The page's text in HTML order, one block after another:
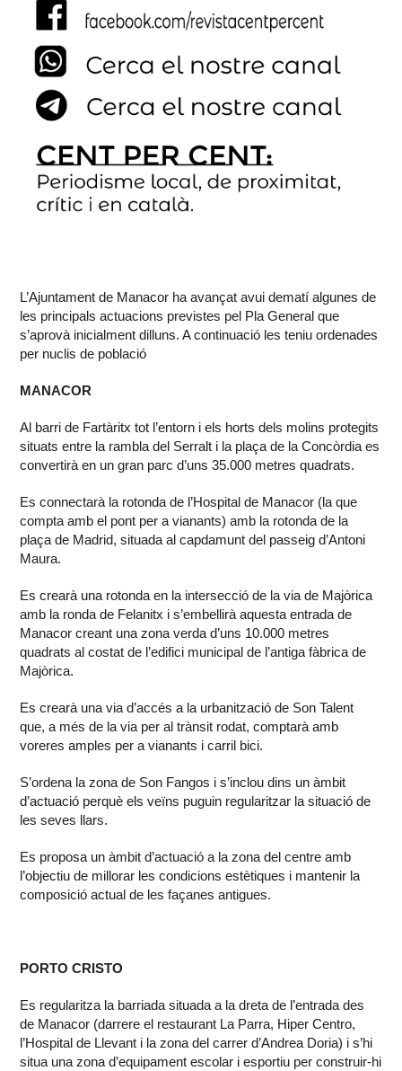
L’Ajuntament de Manacor ha avançat avui dematí algunes de
les principals actuacions previstes pel Pla General que
s’aprovà inicialment dilluns. A continuació les teniu ordenades
per nuclis de població
MANACOR
Al barri de Fartàritx tot l’entorn i els horts dels molins protegits
situats entre la rambla del Serralt i la plaça de la Concòrdia es
convertirà en un gran parc d’uns 35.000 metres quadrats.
Es connectarà la rotonda de l’Hospital de Manacor (la que
compta amb el pont per a vianants) amb la rotonda de la
plaça de Madrid, situada al capdamunt del passeig d’Antoni
Maura.
Es crearà una rotonda en la intersecció de la via de Majòrica
amb la ronda de Felanitx i s’embellirà aquesta entrada de
Manacor creant una zona verda d’uns 10.000 metres
quadrats al costat de l’edifici municipal de l’antiga fàbrica de
Majòrica.
Es crearà una via d’accés a la urbanització de Son Talent
que, a més de la via per al trànsit rodat, comptarà amb
voreres amples per a vianants i carril bici.
S’ordena la zona de Son Fangos i s’inclou dins un àmbit
d’actuació perquè els veïns puguin regularitzar la situació de
les seves llars.
Es proposa un àmbit d’actuació a la zona del centre amb
l’objectiu de millorar les condicions estètiques i mantenir la
composició actual de les façanes antigues.
PORTO CRISTO
Es regularitza la barriada situada a la dreta de l’entrada des
de Manacor (darrere el restaurant La Parra, Hiper Centro,
l’Hospital de Llevant i la zona del carrer d’Andrea Doria) i s’hi
situa una zona d’equipament escolar i esportiu per construir-hi